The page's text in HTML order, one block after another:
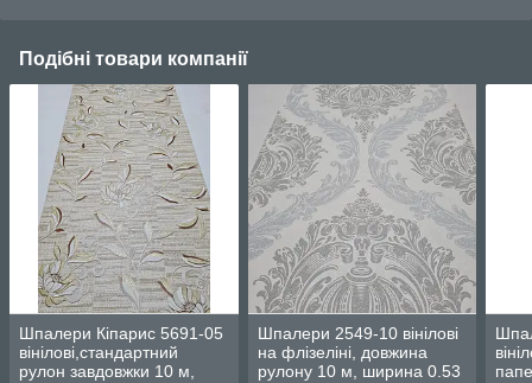
Подібні товари компанії
Шпалери Кіпарис 5691-05
вінілові,стандартний
рулон завдовжки 10 м,
Шпалери 2549-10 вінілові
на флізеліні, довжина
рулону 10 м, ширина 0.53